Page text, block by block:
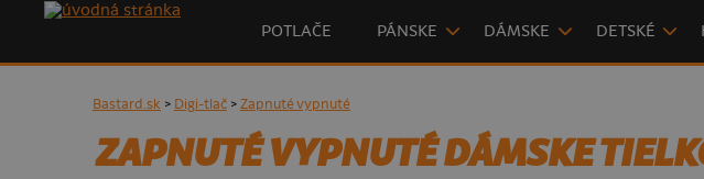
POTLAČE PÁNSKE DÁMSKE DETSKÉ
Bastard.sk> Digi-tlač> Zapnuté vypnuté
ZAPNUTÉ VYPNUTÉ DÁMSKE